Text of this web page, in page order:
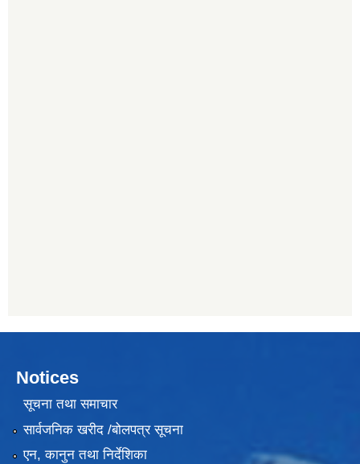
Notices
सूचना तथा समाचार
सार्वजनिक खरीद /बोलपत्र सूचना
एन, कानुन तथा निर्देशिका